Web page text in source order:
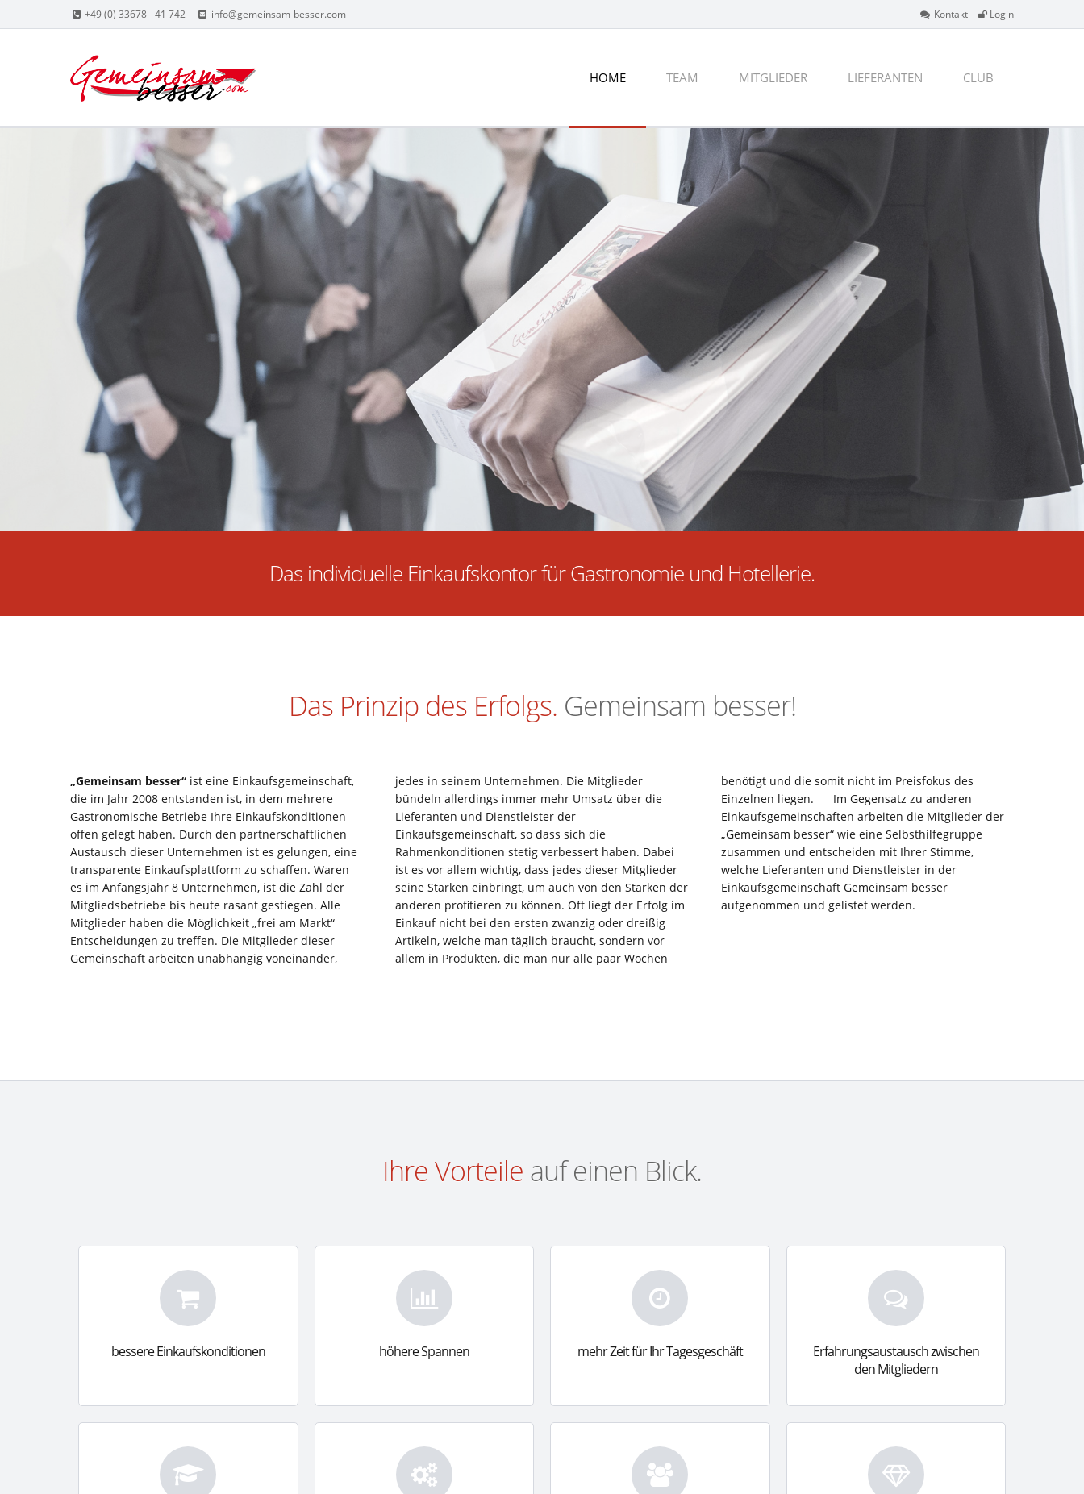
+49 (0) 33678 - 41 742 info@gemeinsam-besser.com Kontakt Login
HOME TEAM MITGLIEDER LIEFERANTEN CLUB
Das individuelle Einkaufskontor für Gastronomie und Hotellerie.
Das Prinzip des Erfolgs. Gemeinsam besser!
„Gemeinsam besser“ ist eine Einkaufsgemeinschaft,
die im Jahr 2008 entstanden ist, in dem mehrere
Gastronomische Betriebe Ihre Einkaufskonditionen
offen gelegt haben. Durch den partnerschaftlichen
Austausch dieser Unternehmen ist es gelungen, eine
transparente Einkaufsplattform zu schaffen. Waren
es im Anfangsjahr 8 Unternehmen, ist die Zahl der
Mitgliedsbetriebe bis heute rasant gestiegen. Alle
Mitglieder haben die Möglichkeit „frei am Markt“
Entscheidungen zu treffen. Die Mitglieder dieser
Gemeinschaft arbeiten unabhängig voneinander,
jedes in seinem Unternehmen. Die Mitglieder
bündeln allerdings immer mehr Umsatz über die
Lieferanten und Dienstleister der
Einkaufsgemeinschaft, so dass sich die
Rahmenkonditionen stetig verbessert haben. Dabei
ist es vor allem wichtig, dass jedes dieser Mitglieder
seine Stärken einbringt, um auch von den Stärken der
anderen profitieren zu können. Oft liegt der Erfolg im
Einkauf nicht bei den ersten zwanzig oder dreißig
Artikeln, welche man täglich braucht, sondern vor
allem in Produkten, die man nur alle paar Wochen
benötigt und die somit nicht im Preisfokus des
Einzelnen liegen. Im Gegensatz zu anderen
Einkaufsgemeinschaften arbeiten die Mitglieder der
„Gemeinsam besser“ wie eine Selbsthilfegruppe
zusammen und entscheiden mit Ihrer Stimme,
welche Lieferanten und Dienstleister in der
Einkaufsgemeinschaft Gemeinsam besser
aufgenommen und gelistet werden.
Ihre Vorteile auf einen Blick.
bessere Einkaufskonditionen höhere Spannen mehr Zeit für Ihr Tagesgeschäft
Erfahrungsaustausch zwischen
den Mitgliedern